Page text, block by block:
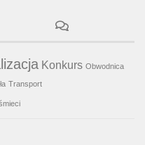
Konkurs Obwodnica
Transport